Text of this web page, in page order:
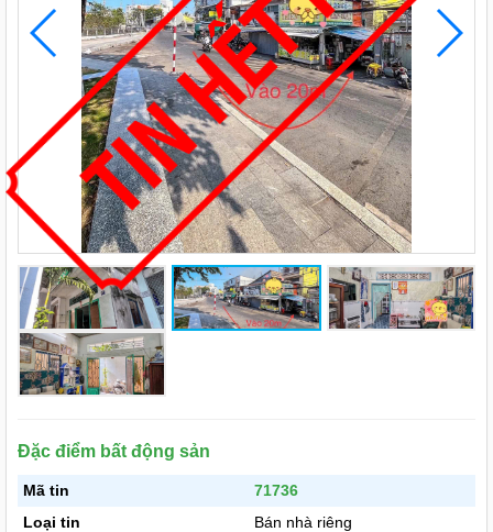
Đặc điểm bất động sản
Mã tin
71736
Loại tin
Bán nhà riêng